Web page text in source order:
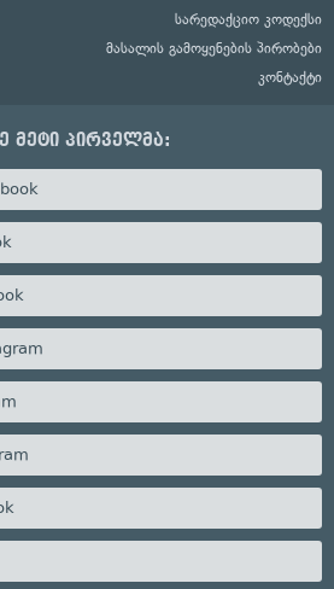
სარედაქციო კოდექსი
მასალის გამოყენების პირობები
კონტაქტი
მეტი პირველმა: